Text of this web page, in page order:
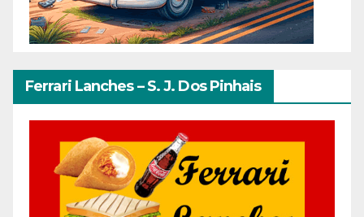
Ferrari Lanches – S. J. Dos Pinhais